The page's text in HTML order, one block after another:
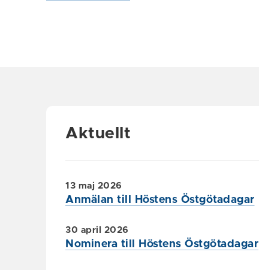
Aktuellt
Anmälan till Höstens Östgötadagar
13 maj 2026
Nominera till Höstens Östgötadagar
30 april 2026